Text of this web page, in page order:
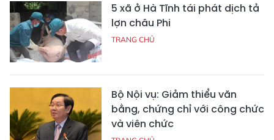
5 xã ở Hà Tĩnh tái phát dịch tả
lợn châu Phi
TRANG CHỦ
Bộ Nội vụ: Giảm thiểu văn
bằng, chứng chỉ với công chức
và viên chức